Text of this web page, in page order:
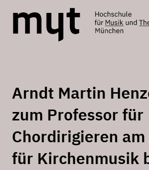
Arndt Martin
zum Professor für
Chordirigieren
für Kirchenmusik